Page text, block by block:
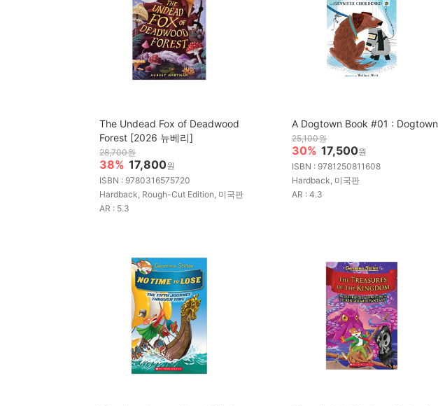
The Undead Fox of Deadwood
Forest [2026 뉴베리]
28,700원
38% 17,800원
ISBN : 9780316575720
Hardback, Rough-Cut Edition, 미국판
AR : 5.3
A Dogtown Book #01 : Dogtown
25,100원
30% 17,500원
ISBN : 9781250811608
Hardback, 미국판
AR : 4.3